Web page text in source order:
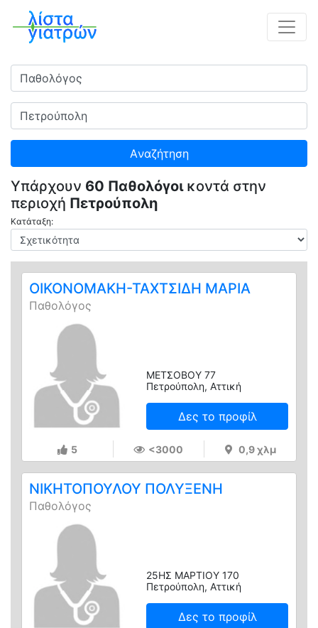
Ειδικότητα
Πού
Aναζήτηση
Υπάρχουν 60 Παθολόγοικοντά στην
περιοχή Πετρούπολη
Κατάταξη:
ΟΙΚΟΝΟΜΑΚΗ-ΤΑΧΤΣΙΔΗ ΜΑΡΙΑ
Παθολόγος
ΜΕΤΣΟΒΟΥ 77
Πετρούπολη, Αττική
Δες το προφίλ
5 <3000 0,9 χλμ
ΝΙΚΗΤΟΠΟΥΛΟΥ ΠΟΛΥΞΕΝΗ
Παθολόγος
25ΗΣ ΜΑΡΤΙΟΥ 170
Πετρούπολη, Αττική
Δες το προφίλ